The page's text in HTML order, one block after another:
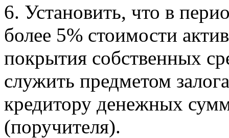
6. Установить, что в
более 5% стоимости
покрытия собственных
служить предметом
кредитору денежных
(поручителя).